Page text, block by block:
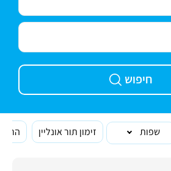
חיפוש
שפות זימון תור אונליין